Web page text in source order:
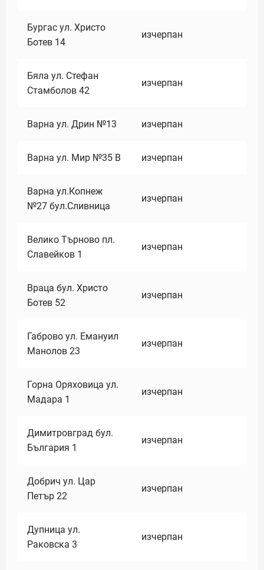
Бургас ул. Христо
Ботев 14
изчерпан
Бяла ул. Стефан
Стамболов 42
изчерпан
Варна ул. Дрин №13 изчерпан
Варна ул. Мир №35 В изчерпан
Варна ул.Копнеж
№27 бул.Сливница
изчерпан
Велико Търново пл.
Славейков 1
изчерпан
Враца бул. Христо
Ботев 52
изчерпан
Габрово ул. Емануил
Манолов 23
изчерпан
Горна Оряховица ул.
Мадара 1
изчерпан
Димитровград бул.
България 1
изчерпан
Добрич ул. Цар
Петър 22
изчерпан
Дупница ул.
Раковска 3
изчерпан